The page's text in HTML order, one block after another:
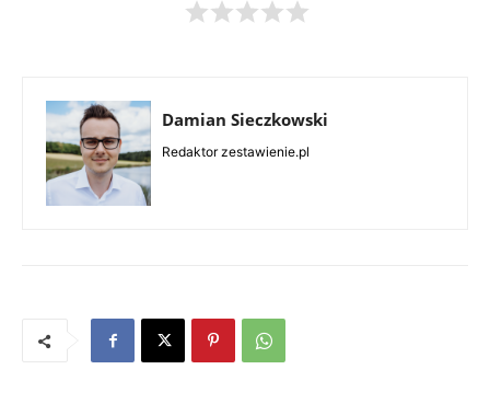
Damian Sieczkowski
Redaktor zestawienie.pl